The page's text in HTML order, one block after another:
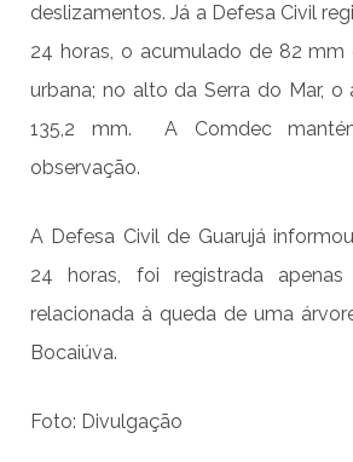
deslizamentos. Já a Defesa Civil
24 horas, o acumulado de 82 mm
urbana; no alto da Serra do Mar,
135,2 mm. A Comdec
observação.
A Defesa Civil de Guarujá
24 horas, foi registrada apenas
relacionada à queda de uma
Bocaiúva.
Foto: Divulgação